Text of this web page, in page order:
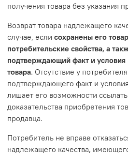
получения товара без указания
Возврат товара надлежащего
случае, если сохранены его
потребительские свойства, а
подтверждающий факт и условия
товара. Отсутствие у
подтверждающего факт и
лишает его возможности
доказательства приобретения
продавца.
Потребитель не вправе
надлежащего качества,